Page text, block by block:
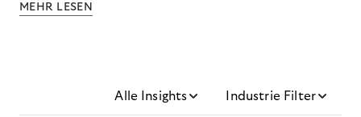
MEHR LESEN
Alle Insights Industrie Filter